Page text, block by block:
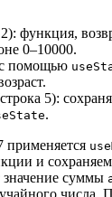
2): функция,
0–10000.
помощью
5):
.
применяется
и
суммы